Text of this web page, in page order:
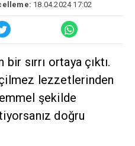
18.04.2024 17:02
sırrı ortaya çıktı.
lezzetlerinden
şekilde
doğru